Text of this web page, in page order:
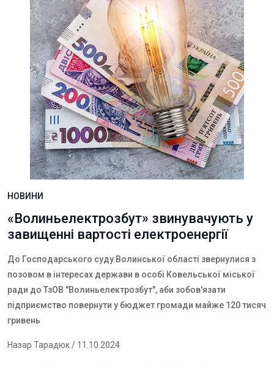
НОВИНИ
«Волиньелектрозбут» звинувачують у
завищенні вартості електроенергії
До Господарського суду Волинської області звернулися з
позовом в інтересах держави в особі Ковельської міської
ради до ТзОВ "Волиньелектрозбут", аби зобов'язати
підприємство повернути у бюджет громади майже 120 тисяч
гривень
Назар Тарадюк/ 11.10.2024